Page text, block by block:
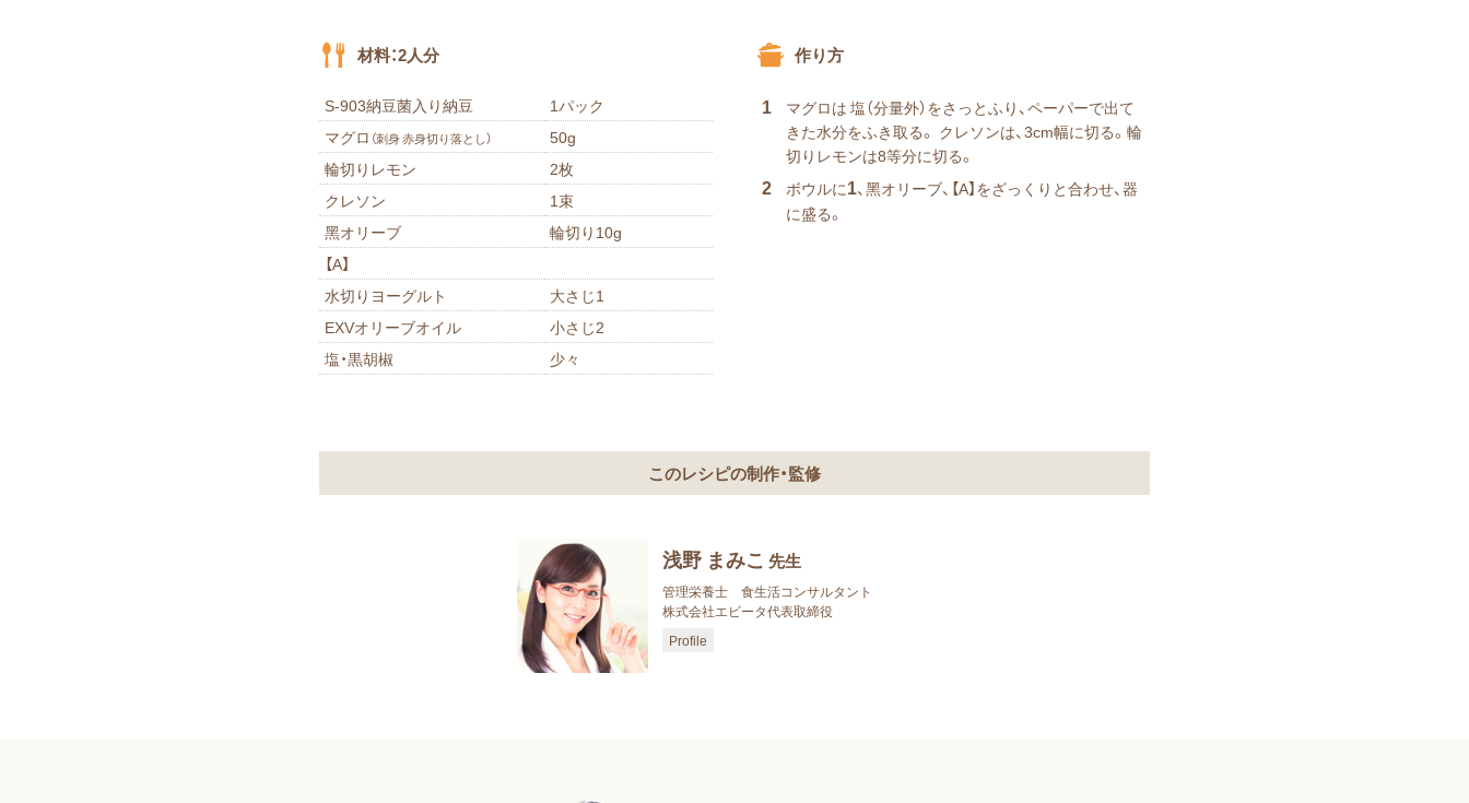
材料：2人分
S-903納豆菌入り納豆
1パック
マグロ （刺⾝ ⾚⾝切り落とし）
50g
輪切りレモン
2枚
クレソン
1束
⿊オリーブ
輪切り10g
【A】
⽔切りヨーグルト
大さじ1
EXVオリーブオイル
小さじ2
塩・黒胡椒
少々
作り方
1
マグロは 塩（分量外）をさっとふり、ペーパーで出て
きた⽔分をふき取る。 クレソンは、3cm幅に切る。輪
切りレモンは8等分に切る。
2 ボウルに1、⿊オリーブ、【A】をざっくりと合わせ、器
に盛る。
このレシピの制作・監修
浅野 まみこ 先生
管理栄養士 食生活コンサルタント
株式会社エビータ代表取締役
Profile